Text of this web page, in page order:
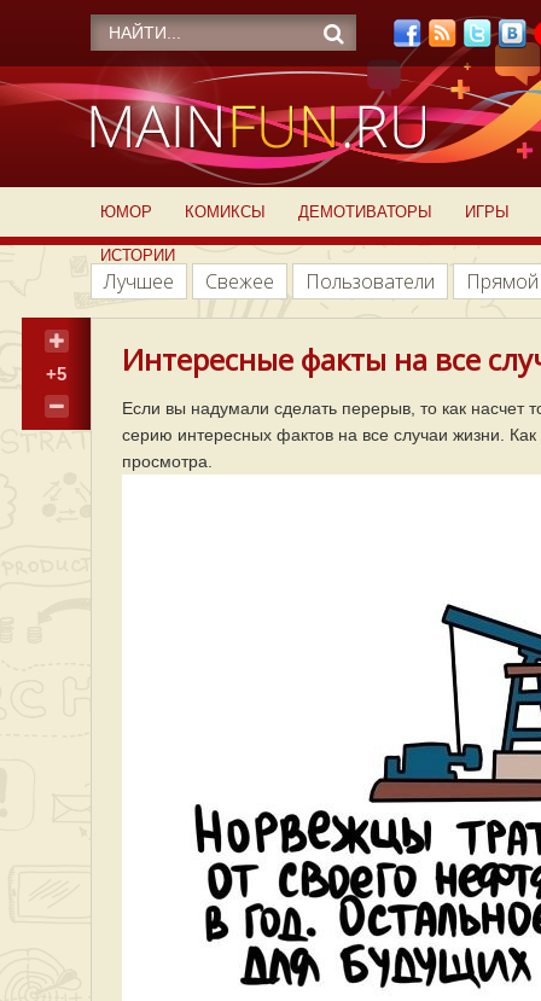
ЮМОР КОМИКСЫ ДЕМОТИВАТОРЫ ИГРЫ
ИСТОРИИ
Лучшее Свежее Пользователи
+5 Интересные факты на все
Если вы надумали сделать перерыв, то как насчет
серию интересных фактов на все случаи жизни.
просмотра.